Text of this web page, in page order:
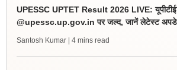
UPESSC UPTET Result 2026 LIVE:
@upessc.up.gov.in पर जल्द, जानें लेटेस्ट अपडेट,
Santosh Kumar | 4 mins read